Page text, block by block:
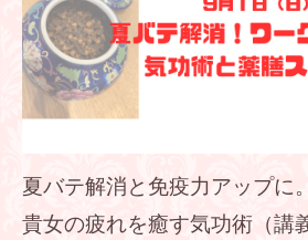
夏バテ解消と免疫力アップに。
貴女の疲れを癒す気功術（講